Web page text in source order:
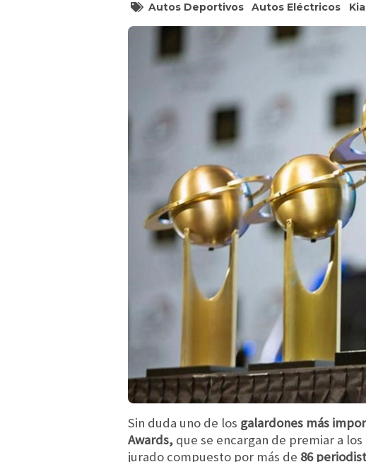
Autos Deportivos Autos Eléctricos Kia
Sin duda uno de los galardones más
Awards, que se encargan de premiar a
jurado compuesto por más de 86